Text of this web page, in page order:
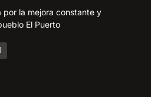
la mejora constante y
El Puerto